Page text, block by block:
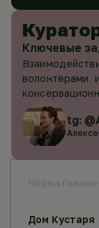
Дом Кустаря
Ключевые
волонтёрами
tg: